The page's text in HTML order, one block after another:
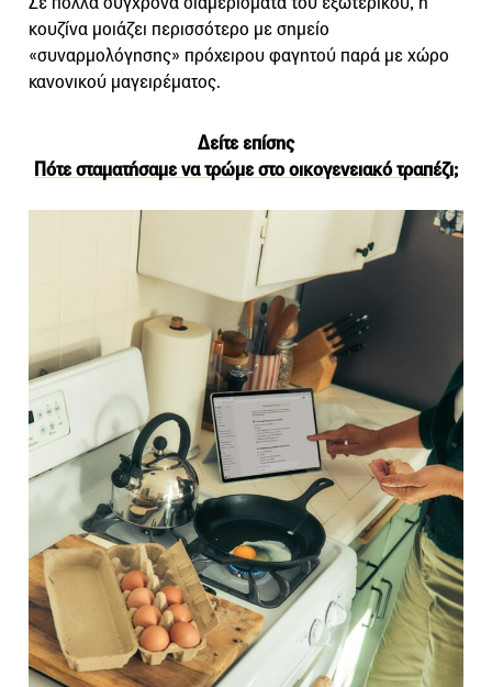
κουζίνα μοιάζει περισσότερο με σημείο
«συναρμολόγησης» πρόχειρου φαγητού παρά με χώρο
κανονικού μαγειρέματος.
Δείτε επίσης
Πότε σταματήσαμε να τρώμε στο οικογενειακό τραπέζι;